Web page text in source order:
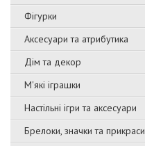
Фігурки
Аксесуари та атрибутика
Дім та декор
М'які іграшки
Настільні ігри та аксесуари
Брелоки, значки та прикраси